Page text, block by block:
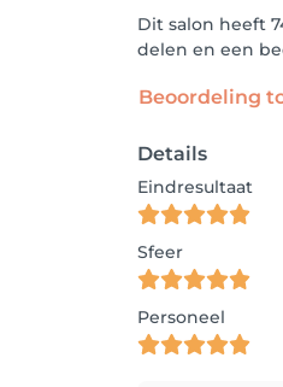
Dit salon heeft
delen en een
Beoordeling
Details
Eindresultaat
Sfeer
Personeel